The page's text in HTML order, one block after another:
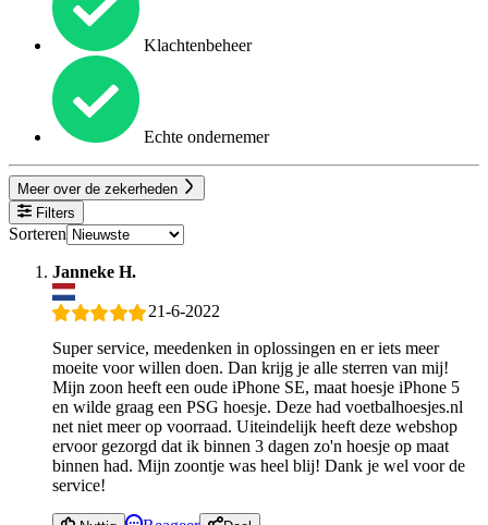
Klachtenbeheer
Echte ondernemer
Meer over de zekerheden
Filters
Sorteren
Janneke H.
21-6-2022
Super service, meedenken in oplossingen en er iets meer
moeite voor willen doen. Dan krijg je alle sterren van mij!
Mijn zoon heeft een oude iPhone SE, maat hoesje iPhone 5
en wilde graag een PSG hoesje. Deze had voetbalhoesjes.nl
net niet meer op voorraad. Uiteindelijk heeft deze webshop
ervoor gezorgd dat ik binnen 3 dagen zo'n hoesje op maat
binnen had. Mijn zoontje was heel blij! Dank je wel voor de
service!